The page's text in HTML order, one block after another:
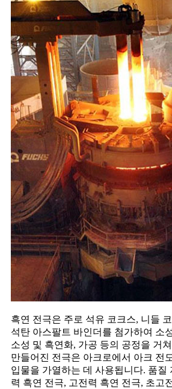
흑연 전극은 주로 석유 코크스, 니들
석탄 아스팔트 바인더를 첨가하여 소
소성 및 흑연화, 가공 등의 공정을 거
만들어진 전극은 아크로에서 아크 전
입물을 가열하는 데 사용됩니다. 품질
력 흑연 전극, 고전력 흑연 전극, 초고